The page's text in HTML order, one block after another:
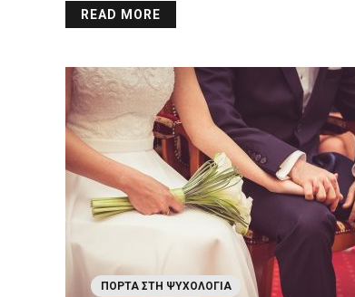
READ MORE
ΠΌΡΤΑ ΣΤΗ ΨΥΧΟΛΟΓΊΑ